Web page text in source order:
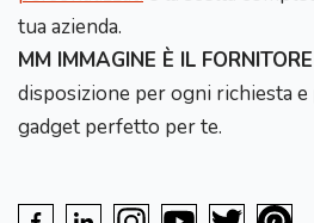
tua azienda.
MM IMMAGINE È IL
disposizione per ogni richiesta
gadget perfetto per te.